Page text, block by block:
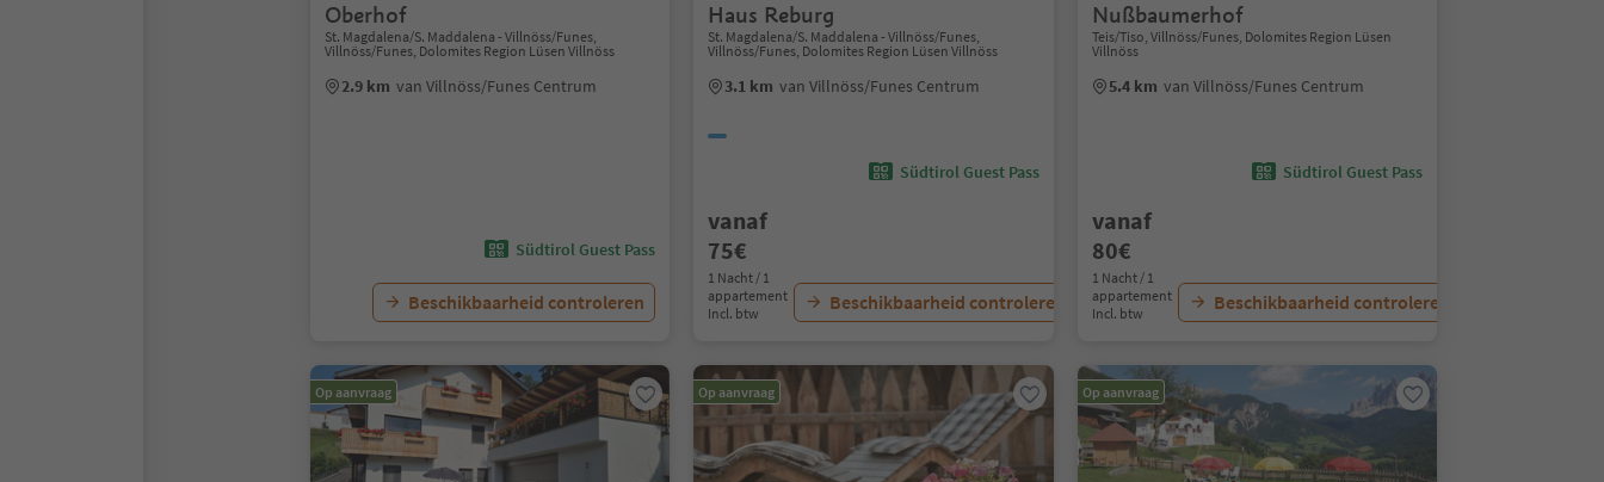
Oberhof
St. Magdalena/S. Maddalena - Villnöss/Funes,
Villnöss/Funes, Dolomites Region Lüsen Villnöss
2.9 km van Villnöss/Funes Centrum
Südtirol Guest Pass
Beschikbaarheid controleren
Haus Reburg
St. Magdalena/S. Maddalena - Villnöss/Funes,
Villnöss/Funes, Dolomites Region Lüsen Villnöss
3.1 km van Villnöss/Funes Centrum
Südtirol Guest Pass
vanaf
75€
1 Nacht / 1
appartement
Incl. btw
Beschikbaarheid controleren
Nußbaumerhof
Teis/Tiso, Villnöss/Funes, Dolomites Region Lüsen
Villnöss
5.4 km van Villnöss/Funes Centrum
Südtirol Guest Pass
vanaf
80€
1 Nacht / 1
appartement
Incl. btw
Beschikbaarheid controleren
Op aanvraag Op aanvraag Op aanvraag